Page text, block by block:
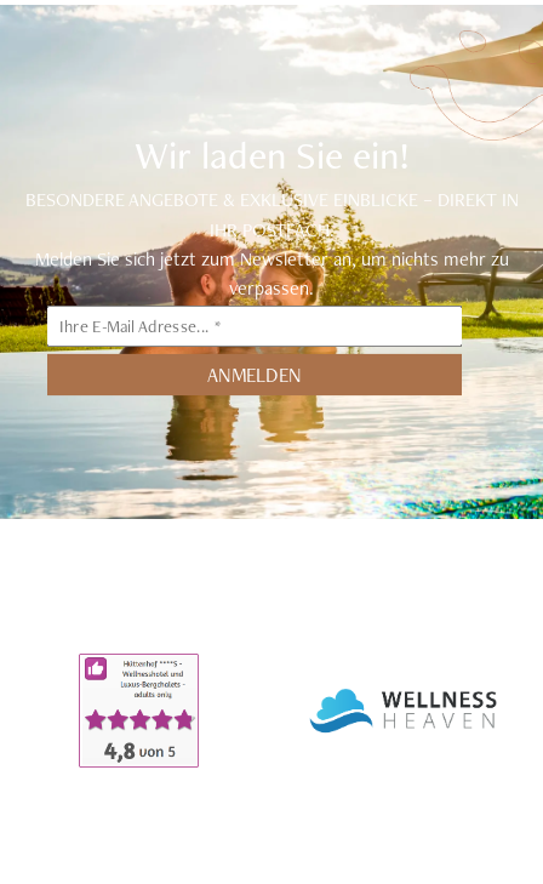
Wir laden Sie ein!
BESONDERE ANGEBOTE & EXKLUSIVE EINBLICKE – DIREKT IN
IHR POSTFACH.
Melden Sie sich jetzt zum Newsletter an, um nichts mehr zu
verpassen.